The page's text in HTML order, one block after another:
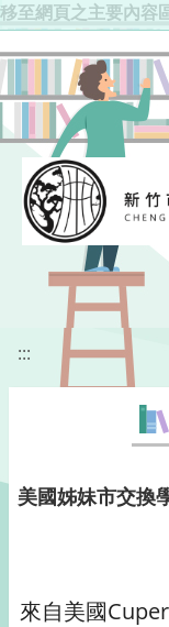
移至網頁之主要內容
:::
美國姊妹市交換
來自美國